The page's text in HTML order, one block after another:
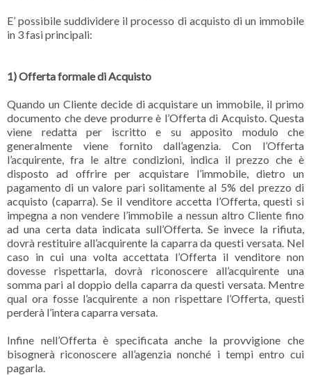
E’ possibile suddividere il processo di acquisto di un immobile
in 3 fasi principali:
1) Offerta formale di Acquisto
Quando un Cliente decide di acquistare un immobile, il primo
documento che deve produrre è l’Offerta di Acquisto. Questa
viene redatta per iscritto e su apposito modulo che
generalmente viene fornito dall’agenzia. Con l’Offerta
l’acquirente, fra le altre condizioni, indica il prezzo che è
disposto ad offrire per acquistare l’immobile, dietro un
pagamento di un valore pari solitamente al 5% del prezzo di
acquisto (caparra). Se il venditore accetta l’Offerta, questi si
impegna a non vendere l’immobile a nessun altro Cliente fino
ad una certa data indicata sull’Offerta. Se invece la rifiuta,
dovrà restituire all’acquirente la caparra da questi versata. Nel
caso in cui una volta accettata l’Offerta il venditore non
dovesse rispettarla, dovrà riconoscere all’acquirente una
somma pari al doppio della caparra da questi versata. Mentre
qual ora fosse l’acquirente a non rispettare l’Offerta, questi
perderà l’intera caparra versata.
Infine nell’Offerta è specificata anche la provvigione che
bisognerà riconoscere all’agenzia nonché i tempi entro cui
pagarla.